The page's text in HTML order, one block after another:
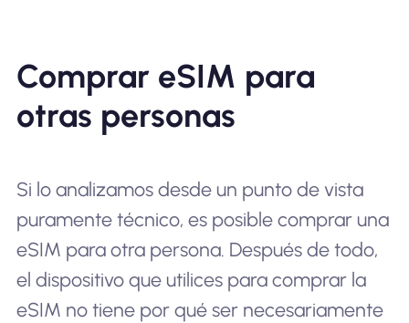
Comprar eSIM para
otras personas
Si lo analizamos desde un punto de vista
puramente técnico, es posible comprar una
eSIM para otra persona. Después de todo,
el dispositivo que utilices para comprar la
eSIM no tiene por qué ser necesariamente